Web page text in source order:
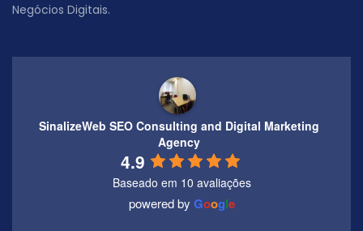
Negócios Digitais.
SinalizeWeb SEO Consulting and Digital Marketing
Agency
4.9
Baseado em 10 avaliações
powered by Google